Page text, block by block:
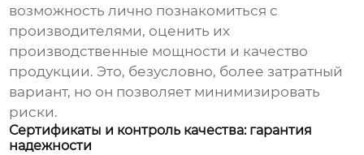
возможность лично познакомиться с
производителями, оценить их
производственные мощности и качество
продукции. Это, безусловно, более затратный
вариант, но он позволяет минимизировать
риски.
Сертификаты и контроль качества: гарантия
надежности